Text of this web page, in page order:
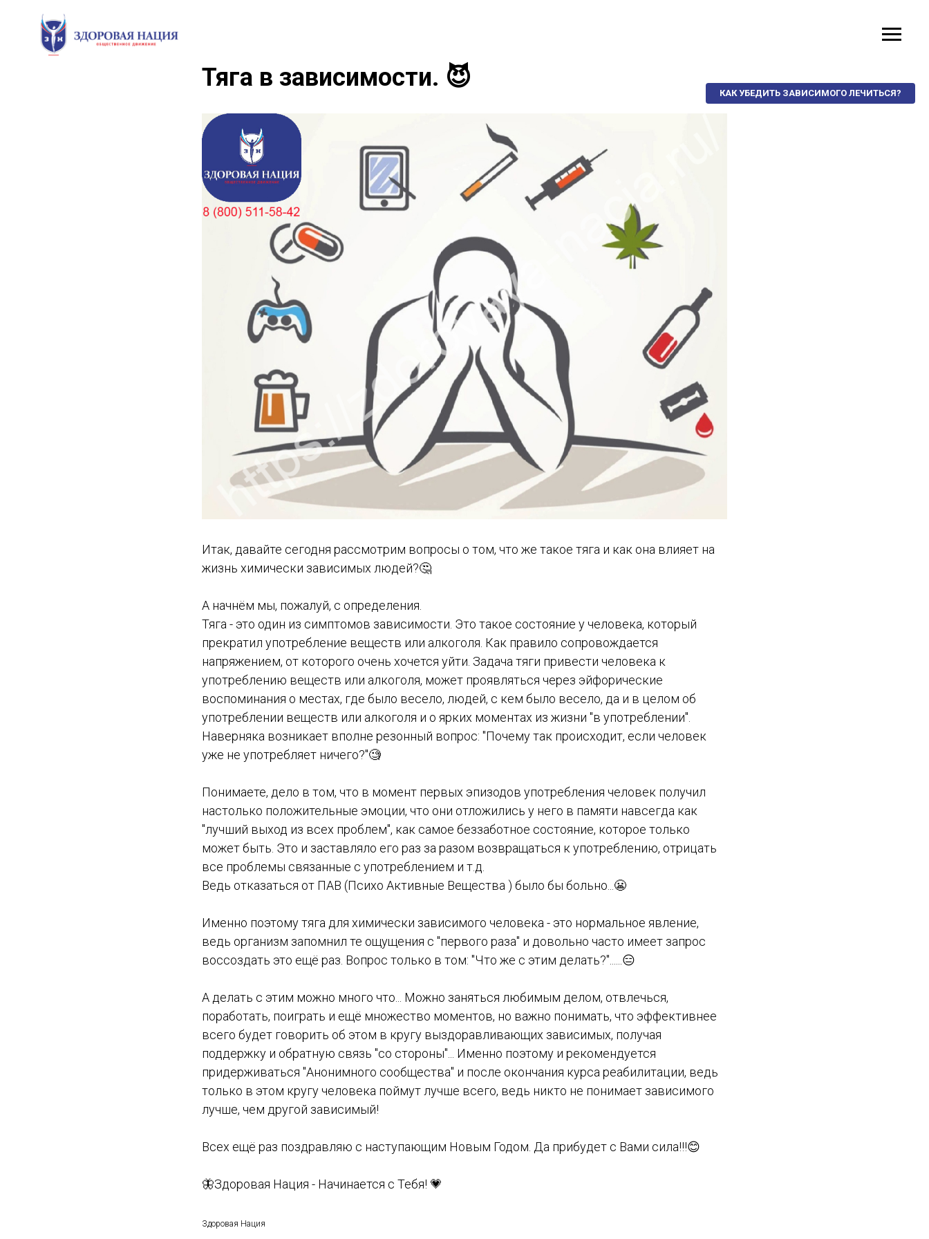
КАК УБЕДИТЬ ЗАВИСИМОГО ЛЕЧИТЬСЯ?
Тяга в зависимости. 😈
Итак, давайте сегодня рассмотрим вопросы о том, что же такое тяга и как она влияет на
жизнь химически зависимых людей?🤔
А начнём мы, пожалуй, с определения.
Тяга - это один из симптомов зависимости. Это такое состояние у человека, который
прекратил употребление веществ или алкоголя. Как правило сопровождается
напряжением, от которого очень хочется уйти. Задача тяги привести человека к
употреблению веществ или алкоголя, может проявляться через эйфорические
воспоминания о местах, где было весело, людей, с кем было весело, да и в целом об
употреблении веществ или алкоголя и о ярких моментах из жизни "в употреблении".
Наверняка возникает вполне резонный вопрос: "Почему так происходит, если человек
уже не употребляет ничего?"🧐
Понимаете, дело в том, что в момент первых эпизодов употребления человек получил
настолько положительные эмоции, что они отложились у него в памяти навсегда как
"лучший выход из всех проблем", как самое беззаботное состояние, которое только
может быть. Это и заставляло его раз за разом возвращаться к употреблению, отрицать
все проблемы связанные с употреблением и т.д.
Ведь отказаться от ПАВ (Психо Активные Вещества ) было бы больно...😬
Именно поэтому тяга для химически зависимого человека - это нормальное явление,
ведь организм запомнил те ощущения с "первого раза" и довольно часто имеет запрос
воссоздать это ещё раз. Вопрос только в том: "Что же с этим делать?"......😑
А делать с этим можно много что... Можно заняться любимым делом, отвлечься,
поработать, поиграть и ещё множество моментов, но важно понимать, что эффективнее
всего будет говорить об этом в кругу выздоравливающих зависимых, получая
поддержку и обратную связь "со стороны"... Именно поэтому и рекомендуется
придерживаться "Анонимного сообщества" и после окончания курса реабилитации, ведь
только в этом кругу человека поймут лучше всего, ведь никто не понимает зависимого
лучше, чем другой зависимый!
Всех ещё раз поздравляю с наступающим Новым Годом. Да прибудет с Вами сила!!!😊
🦋Здоровая Нация - Начинается с Тебя! 💗
Здоровая Нация